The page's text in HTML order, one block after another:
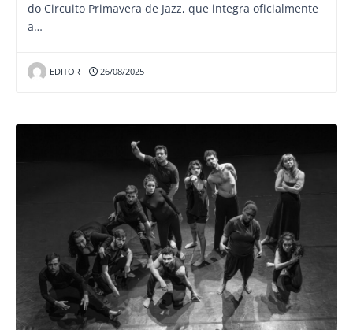
do Circuito Primavera de Jazz, que integra oficialmente
a…
EDITOR 26/08/2025